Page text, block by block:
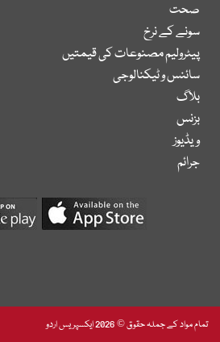
صحت
سونے کے نرخ
پیٹرولیم مصنوعات کی قیمتیں
سائنس و ٹیکنالوجی
بلاگ
بزنس
ویڈیوز
جرائم
تمام مواد کے جملہ حقوق © 2026 ایکسپریس اردو